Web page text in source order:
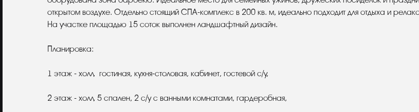
открытом воздухе. Отдельно стоящий СПА-комплекс в 200 кв. м, идеально подходит для отдыха и
На участке площадью 15 соток выполнен ландшафтный дизайн.
Планировка:
1 этаж - холл, гостиная, кухня-столовая, кабинет, гостевой с/у,
2 этаж - холл, 5 спален, 2 c/у с ванными комнатами, гардеробная,